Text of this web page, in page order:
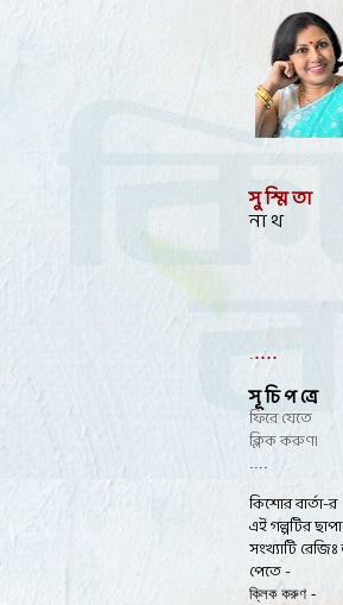
সু স্মি তা
না থ
.....
সূ চি প ত্রে
ফিরে যেতে
ক্লিক করুণ।
....
কিশোর বার্তা-র
এই গল্পটির ছাপা
সংখ্যাটি
পেতে -
ক্লিক করুণ -